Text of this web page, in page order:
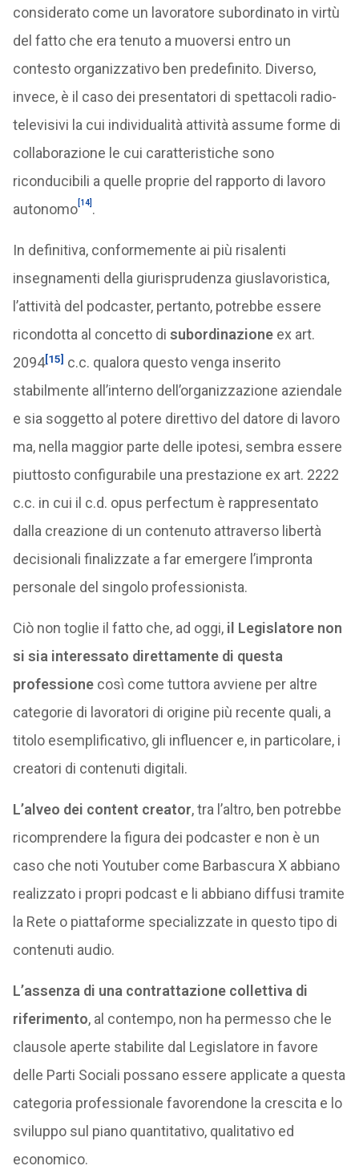
considerato come un lavoratore subordinato in virtù
del fatto che era tenuto a muoversi entro un
contesto organizzativo ben predefinito. Diverso,
invece, è il caso dei presentatori di spettacoli radio-
televisivi la cui individualità attività assume forme di
collaborazione le cui caratteristiche sono
riconducibili a quelle proprie del rapporto di lavoro
autonomo[14] .
In definitiva, conformemente ai più risalenti
insegnamenti della giurisprudenza giuslavoristica,
l’attività del podcaster, pertanto, potrebbe essere
ricondotta al concetto di subordinazioneex art.
2094[15] c.c. qualora questo venga inserito
stabilmente all’interno dell’organizzazione aziendale
e sia soggetto al potere direttivo del datore di lavoro
ma, nella maggior parte delle ipotesi, sembra essere
piuttosto configurabile una prestazione ex art. 2222
c.c. in cui il c.d. opus perfectum è rappresentato
dalla creazione di un contenuto attraverso libertà
decisionali finalizzate a far emergere l’impronta
personale del singolo professionista.
Ciò non toglie il fatto che, ad oggi, il Legislatore non
si sia interessato direttamente di questa
professionecosì come tuttora avviene per altre
categorie di lavoratori di origine più recente quali, a
titolo esemplificativo, gli influencer e, in particolare, i
creatori di contenuti digitali.
L’alveo dei content creator, tra l’altro, ben potrebbe
ricomprendere la figura dei podcaster e non è un
caso che noti Youtuber come Barbascura X abbiano
realizzato i propri podcast e li abbiano diffusi tramite
la Rete o piattaforme specializzate in questo tipo di
contenuti audio.
L’assenza di una contrattazione collettiva di
riferimento, al contempo, non ha permesso che le
clausole aperte stabilite dal Legislatore in favore
delle Parti Sociali possano essere applicate a questa
categoria professionale favorendone la crescita e lo
sviluppo sul piano quantitativo, qualitativo ed
economico.